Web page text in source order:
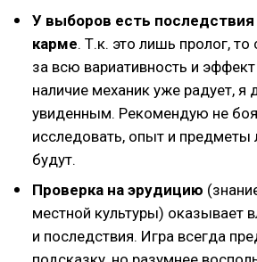
У выборов есть
карме. Т.к. это лишь пролог,
за всю вариативность и
наличие механик уже радует, я
увиденным. Рекомендую не
исследовать, опыт и
будут.
Проверка на эрудицию
местной культуры) оказывает
и последствия. Игра всегда